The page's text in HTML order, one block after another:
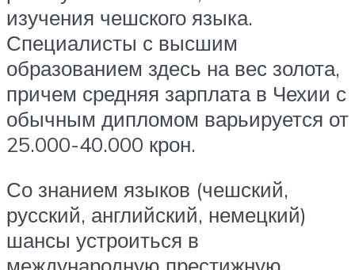
изучения чешского языка.
Специалисты с высшим
образованием здесь на вес золота,
причем средняя зарплата в Чехии с
обычным дипломом варьируется от
25.000-40.000 крон.
Со знанием языков (чешский,
русский, английский, немецкий)
шансы устроиться в